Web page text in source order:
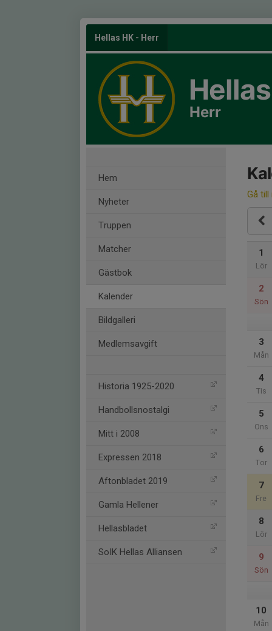
Hellas HK - Herr
Herr
Hem
Nyheter
Truppen
Matcher
Gästbok
Kalender
Bildgalleri
Medlemsavgift
Historia 1925-2020
Handbollsnostalgi
Mitt i 2008
Expressen 2018
Aftonbladet 2019
Gamla Hellener
Hellasbladet
SoIK Hellas Alliansen
Gå till
1
Lör
2
Sön
3
Mån
4
Tis
5
Ons
6
Tor
7
Fre
8
Lör
9
Sön
10
Mån